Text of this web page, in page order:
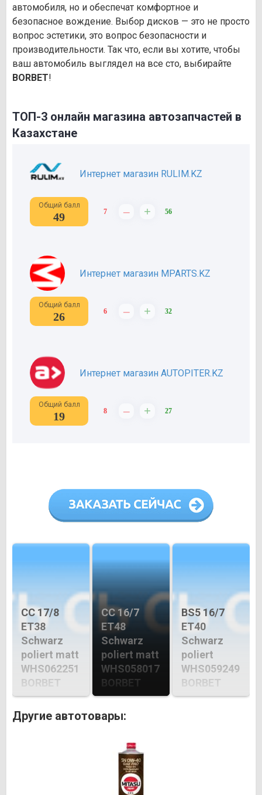
автомобиля, но и обеспечат комфортное и
безопасное вождение. Выбор дисков — это не просто
вопрос эстетики, это вопрос безопасности и
производительности. Так что, если вы хотите, чтобы
ваш автомобиль выглядел на все сто, выбирайте
BORBET!
ТОП-3 онлайн магазина автозапчастей в
Казахстане
Интернет магазин RULIM.KZ
Общий балл
49 7 – + 56
Интернет магазин MPARTS.KZ
Общий балл
26 6 – + 32
Интернет магазин AUTOPITER.KZ
Общий балл
19 8 – + 27
CC 17/8
ET38
Schwarz
poliert matt
WHS062251
BORBET
CC 16/7
ET48
Schwarz
poliert matt
WHS058017
BORBET
BS5 16/7
ET40
Schwarz
poliert
WHS059249
BORBET
Другие автотовары: